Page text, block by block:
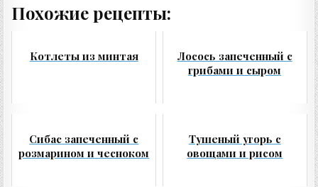
Похожие рецепты:
Котлеты из минтая
Лосось запеченный с
грибами и сыром
Сибас запеченный с
розмарином и чесноком
Тушеный угорь с
овощами и рисом